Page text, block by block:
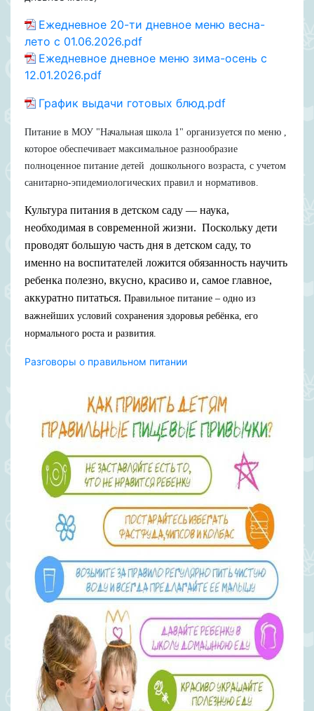
Ежедневное 20-ти дневное меню весна-
лето с 01.06.2026.pdf
Ежедневное дневное меню зима-осень с
12.01.2026.pdf
График выдачи готовых блюд.pdf
Питание в МОУ "Начальная школа 1" организуется по меню ,
которое обеспечивает максимальное разнообразие
полноценное питание детей дошкольного возраста, с учетом
санитарно-эпидемиологических правил и нормативов.
Культура питания в детском саду — наука,
необходимая в современной жизни. Поскольку дети
проводят большую часть дня в детском саду, то
именно на воспитателей ложится обязанность научить
ребенка полезно, вкусно, красиво и, самое главное,
аккуратно питаться. Правильное питание – одно из
важнейших условий сохранения здоровья ребёнка, его
нормального роста и развития.
Разговоры о правильном питании